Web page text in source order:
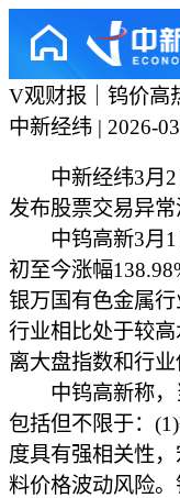
V观财报｜钨价高
中新经纬 | 2026-
中新经纬3月2
发布股票交易异常
中钨高新3月1
初至今涨幅
银万国有色金属
行业相比处于较
离大盘指数和行业
中钨高新称，
包括但不限于：
度具有强相关性
料价格波动风险